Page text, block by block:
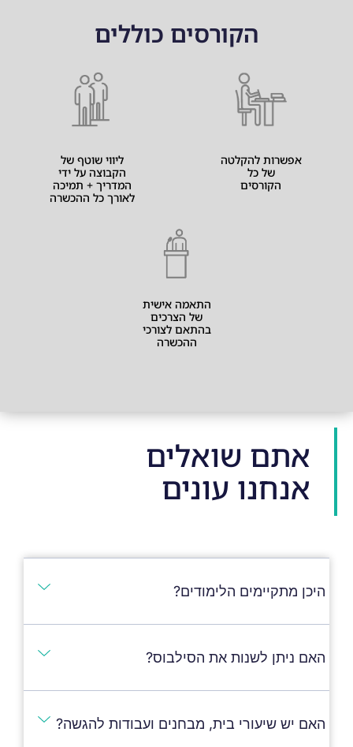
הקורסים כוללים
אפשרות להקלטה
של כל
הקורסים
ליווי שוטף של
הקבוצה על ידי
המדריך + תמיכה
לאורך כל ההכשרה
התאמה אישית
של הצרכים
בהתאם לצורכי
ההכשרה
אתם שואלים
אנחנו עונים
היכן מתקיימים הלימודים?
האם ניתן לשנות את הסילבוס?
האם יש שיעורי בית, מבחנים ועבודות להגשה?